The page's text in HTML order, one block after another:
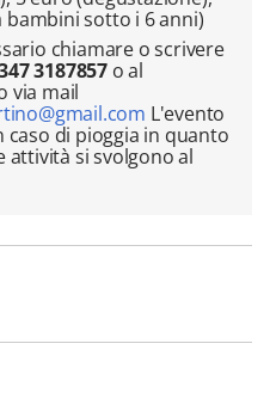
sotto i 6 anni)
chiamare o scrivere
3187857 o al
via mail
L'evento
caso di pioggia in quanto
attività si svolgono al